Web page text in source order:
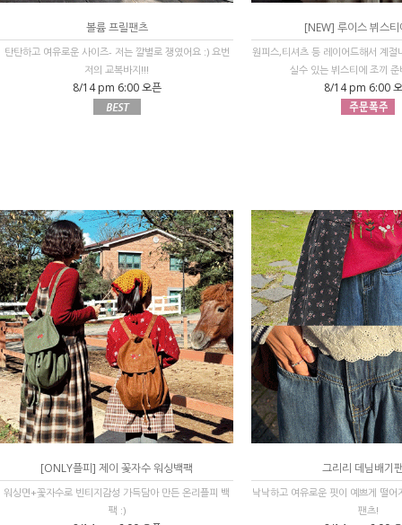
볼륨 프릴팬츠
탄탄하고 여유로운 사이즈- 저는 깔별로 쟁였어요 :) 요번
저의 교복바지!!!
8/14 pm 6:00 오픈
[NEW] 루이스 뷔스티
원피스,티셔츠 등 레이어드해서 계절
실수 있는 뷔스티에 조끼
8/14 pm 6:00
[ONLY플피] 제이 꽃자수 워싱백팩
워싱면+꽃자수로 빈티지감성 가득담아 만든 온리플피 백
팩 :)
그리리 데님배기
낙낙하고 여유로운 핏이 예쁘게 떨어
팬츠!